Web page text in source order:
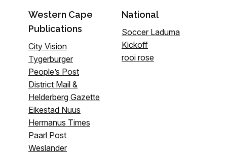
Western Cape
Publications
City Vision
Tygerburger
People’s Post
District Mail &
Helderberg Gazette
Eikestad Nuus
Hermanus Times
Paarl Post
Weslander
National
Soccer Laduma
Kickoff
rooi rose